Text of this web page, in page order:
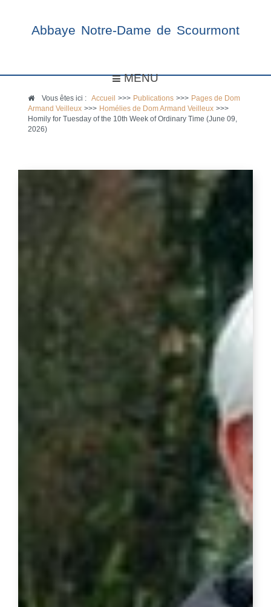
Abbaye Notre-Dame de Scourmont
MENU
Vous êtes ici :Accueil >>> Publications >>> Pages de Dom
Armand Veilleux >>> Homélies de Dom Armand Veilleux >>>
Homily for Tuesday of the 10th Week of Ordinary Time (June 09,
2026)